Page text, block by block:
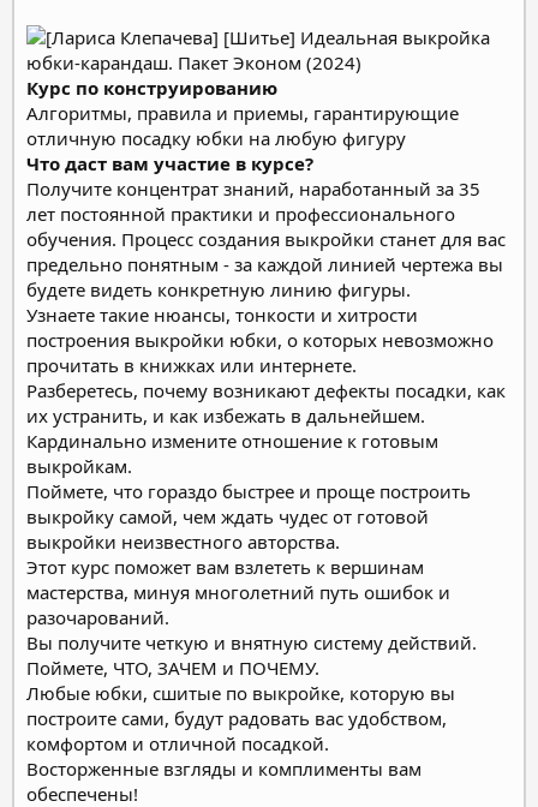
Курс по конструированию
Алгоритмы, правила и приемы, гарантирующие
отличную посадку юбки на любую фигуру
Что даст вам участие в курсе?
Получите концентрат знаний, наработанный за 35
лет постоянной практики и профессионального
обучения. Процесс создания выкройки станет для вас
предельно понятным - за каждой линией чертежа вы
будете видеть конкретную линию фигуры.
Узнаете такие нюансы, тонкости и хитрости
построения выкройки юбки, о которых невозможно
прочитать в книжках или интернете.
Разберетесь, почему возникают дефекты посадки, как
их устранить, и как избежать в дальнейшем.
Кардинально измените отношение к готовым
выкройкам.
Поймете, что гораздо быстрее и проще построить
выкройку самой, чем ждать чудес от готовой
выкройки неизвестного авторства.
Этот курс поможет вам взлететь к вершинам
мастерства, минуя многолетний путь ошибок и
разочарований.
Вы получите четкую и внятную систему действий.
Поймете, ЧТО, ЗАЧЕМ и ПОЧЕМУ.
Любые юбки, сшитые по выкройке, которую вы
построите сами, будут радовать вас удобством,
комфортом и отличной посадкой.
Восторженные взгляды и комплименты вам
обеспечены!